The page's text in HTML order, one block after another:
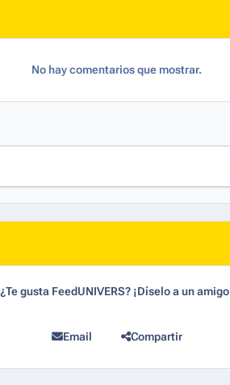
No hay comentarios que mostrar.
¿Te gusta FeedUNIVERS? ¡Díselo a un
Email Compartir